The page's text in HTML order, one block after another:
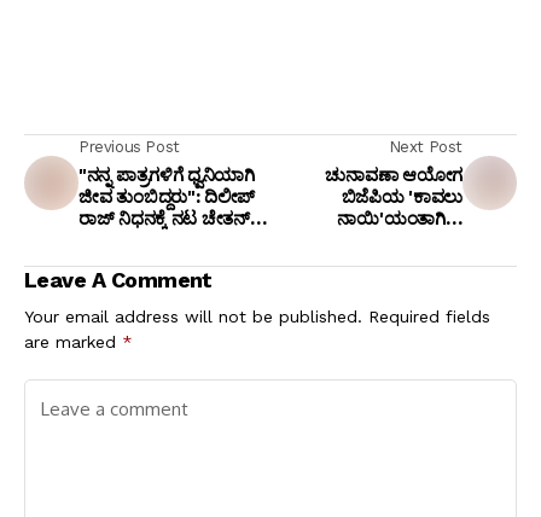
Previous Post
"ನನ್ನ ಪಾತ್ರಗಳಿಗೆ ಧ್ವನಿಯಾಗಿ
ಜೀವ ತುಂಬಿದ್ದರು": ದಿಲೀಪ್
ರಾಜ್ ನಿಧನಕ್ಕೆ ನಟ ಚೇತನ್
Next Post
ಚುನಾವಣಾ ಆಯೋಗ
ಬಿಜೆಪಿಯ 'ಕಾವಲು
ನಾಯಿ'ಯಂತಾಗಿದೆ:
ಬಹುಮಾನಕ್ಕೆ ಬಿ. ಕೆ.
Leave A Comment
Your email address will not be published. Required fields
are marked *